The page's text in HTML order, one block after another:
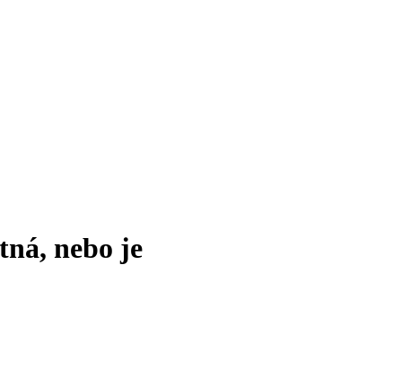
nebo je